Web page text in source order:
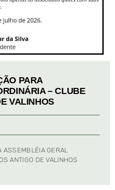
PARA
– CLUBE
VALINHOS
ASSEMBLÉIA GERAL
ANTIGO DE VALINHOS